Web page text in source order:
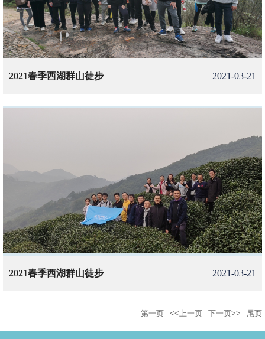
2021春季西湖群山徒步 2021-03-21
2021春季西湖群山徒步 2021-03-21
第一页 <<上一页 下一页>> 尾页